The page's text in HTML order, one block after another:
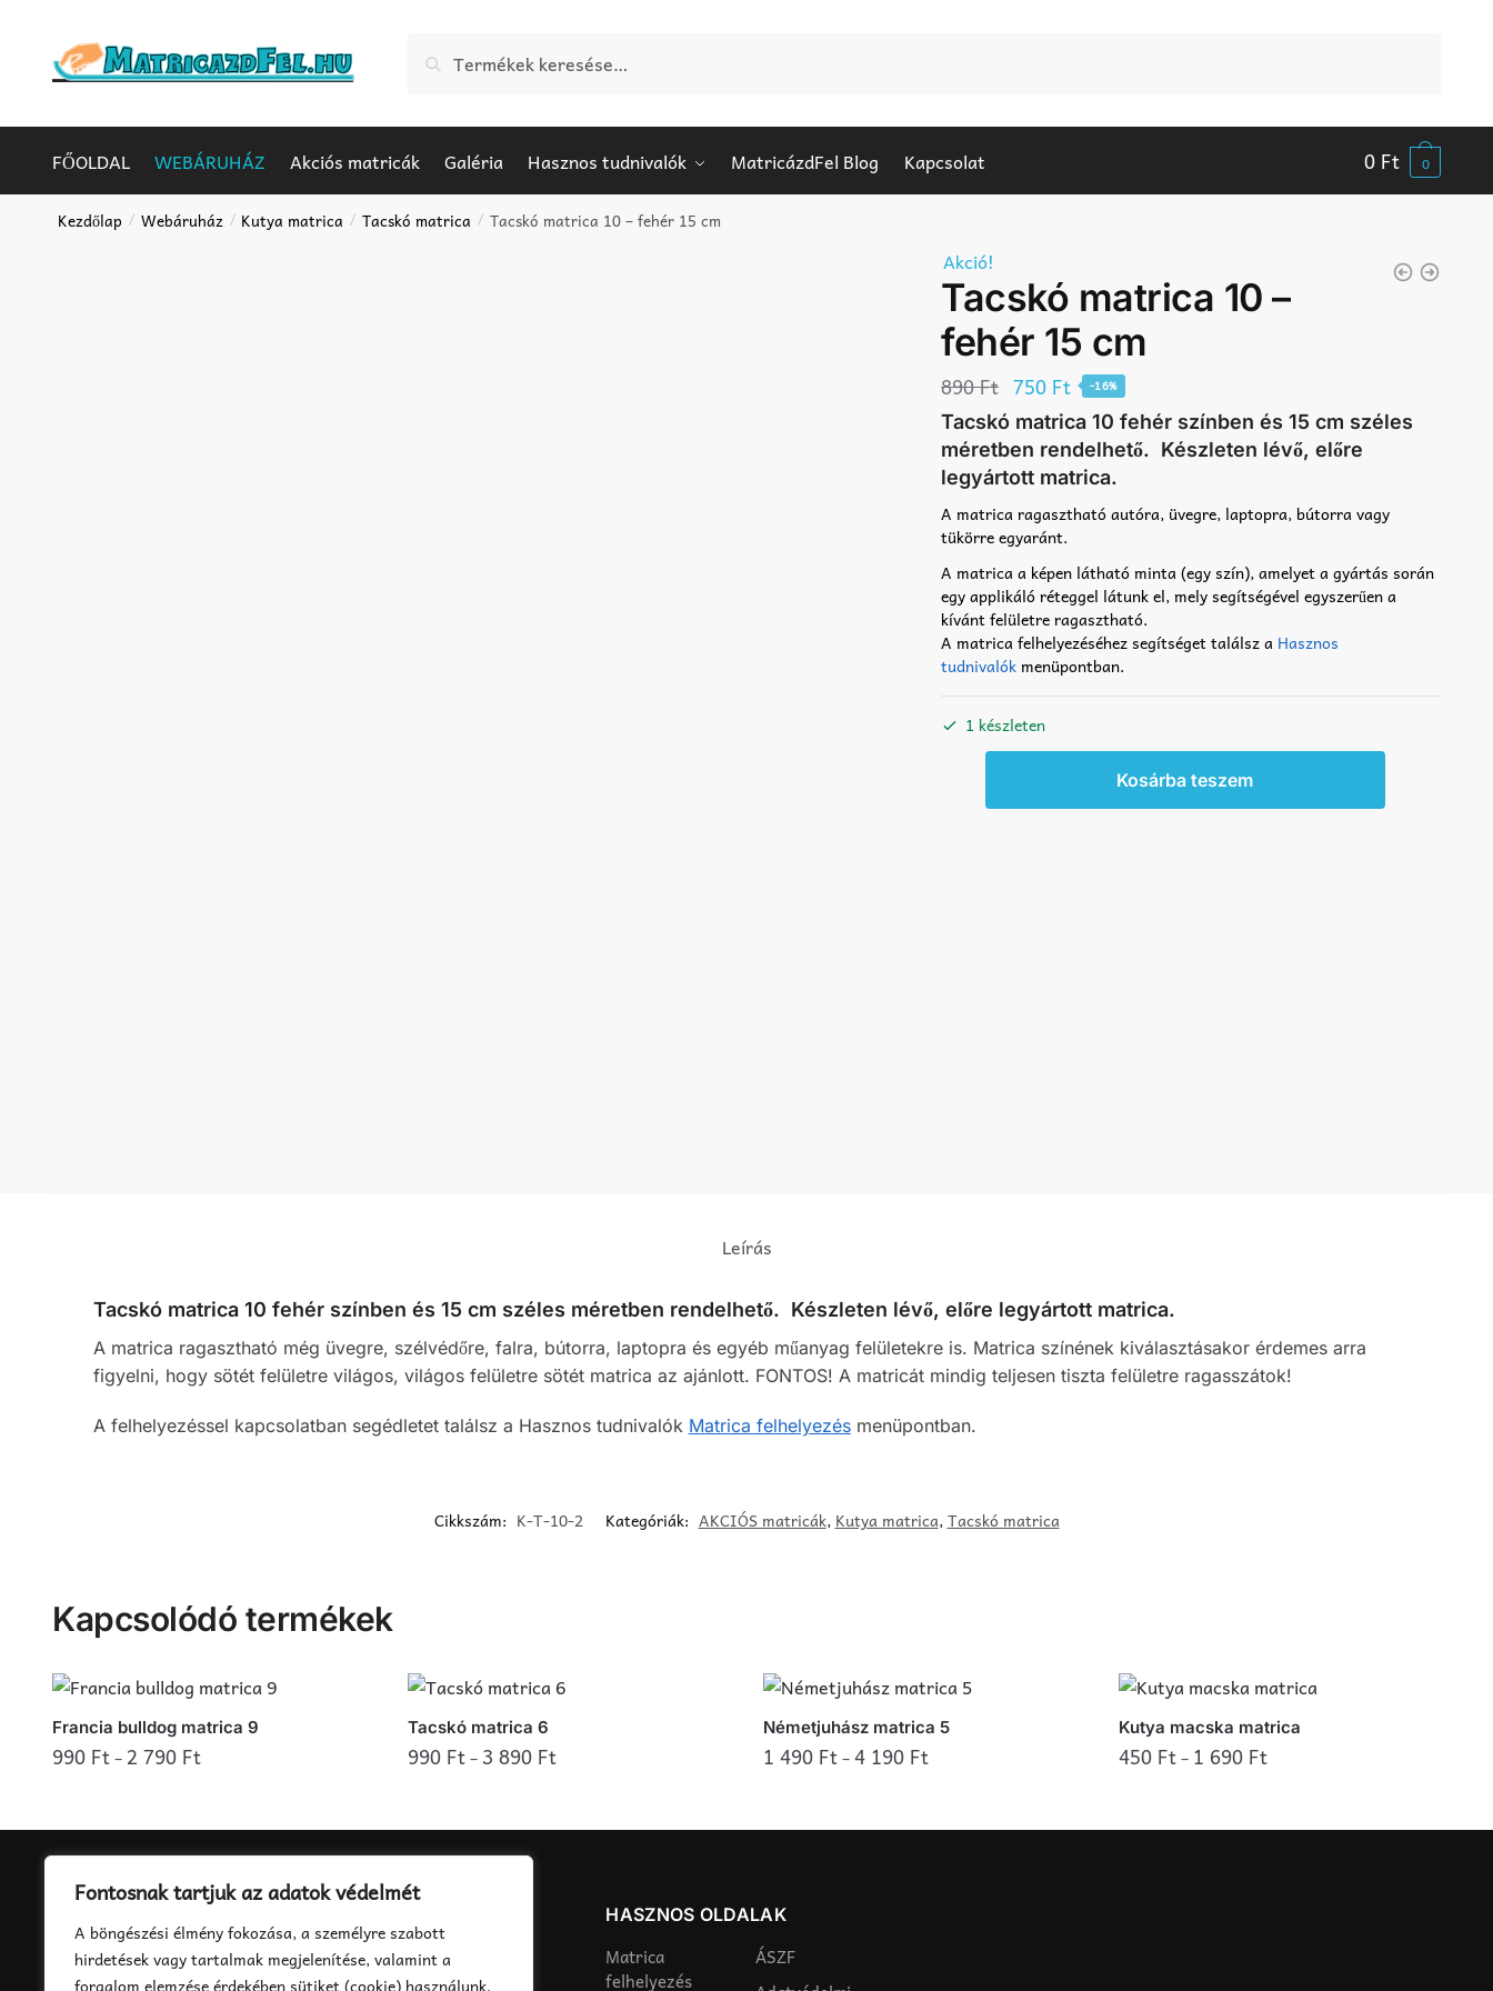
Fontosnak tartjuk az adatok védelmét
A böngészési élmény fokozása, a személyre szabott
hirdetések vagy tartalmak megjelenítése, valamint a
forgalom elemzése érdekében sütiket (cookie) használunk.
navigation
content
FŐOLDAL WEBÁRUHÁZ Akciós matricák Galéria Hasznos tudnivalók MatricázdFel Blog Kapcsolat 0 Ft 0
Kezdőlap / Webáruház / Kutya matrica / Tacskó matrica / Tacskó matrica 10 – fehér 15 cm
Akció!
Tacskó matrica 10 –
fehér 15 cm
890Ft Original
price
was:
890 Ft.
750 FtCurrent
price
is:
750 Ft.
-16%
Tacskó matrica 10 fehér színben és 15 cm széles
méretben rendelhető. Készleten lévő, előre
legyártott matrica.
A matrica ragasztható autóra, üvegre, laptopra, bútorra vagy
tükörre egyaránt.
A matrica a képen látható minta (egy szín), amelyet a gyártás során
egy applikáló réteggel látunk el, mely segítségével egyszerűen a
kívánt felületre ragasztható.
A matrica felhelyezéséhez segítséget találsz a Hasznos
tudnivalók menüpontban.
1 készleten
Tacskó
Kosárba teszem
Leírás
Tacskó matrica 10 fehér színben és 15 cm széles méretben rendelhető. Készleten lévő, előre legyártott matrica.
A matrica ragasztható még üvegre, szélvédőre, falra, bútorra, laptopra és egyéb műanyag felületekre is. Matrica színének kiválasztásakor érdemes arra
figyelni, hogy sötét felületre világos, világos felületre sötét matrica az ajánlott. FONTOS! A matricát mindig teljesen tiszta felületre ragasszátok!
A felhelyezéssel kapcsolatban segédletet találsz a Hasznos tudnivalók Matrica felhelyezésmenüpontban.
Cikkszám: K-T-10-2 Kategóriák: AKCIÓS matricák, Kutya matrica,Tacskó matrica
Kapcsolódó termékek
Francia bulldog matrica 9
990 Ft– 2 790 Ft
a
terméknek
több
variációja
van.
Tacskó matrica 6
990 Ft– 3 890 Ft
a
terméknek
több
variációja
van.
A
Németjuhász matrica 5
1 490 Ft–4 190 Ft
a
variációja
A
Kutya macska matrica
450 Ft– 1 690 Ft
a
info@matricazdfel.hu
HASZNOS OLDALAK
Matrica
felhelyezés
ÁSZF